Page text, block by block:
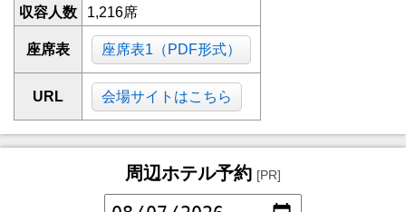
収容人数
1,216席
座席表 座席表1（PDF形式）
URL 会場サイトはこちら
周辺ホテル予約 [PR]